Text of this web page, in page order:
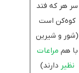
سر هر که فتد
کوه‌کن است
(شور و شیرین
با هم مراعات
نظیر دارند)